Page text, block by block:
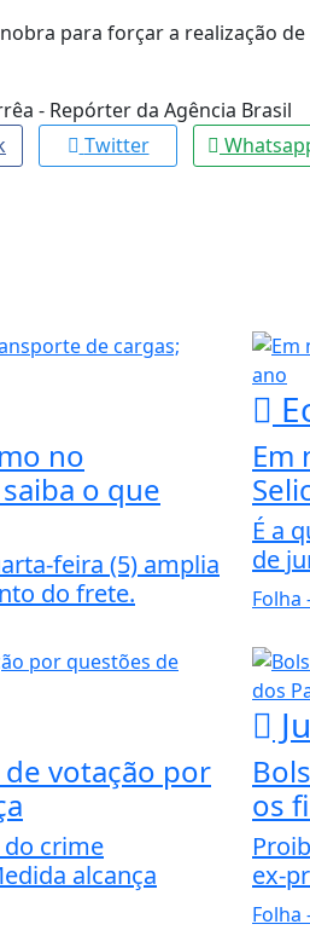
para forçar a realização
- Repórter da Agência Brasil
Twitter
no
o que
feira (5) amplia
do frete.
Em
É a
de
Folha
de votação por
crime
alcança
os
ex-
Folha